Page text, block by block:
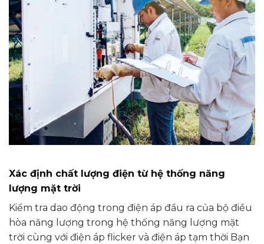
Xác định chất lượng điện từ hệ thống năng
lượng mặt trời
Kiểm tra dao động trong điện áp đầu ra của bộ điều
hòa năng lượng trong hệ thống năng lượng mặt
trời cùng với điện áp flicker và điện áp tạm thời Bạn